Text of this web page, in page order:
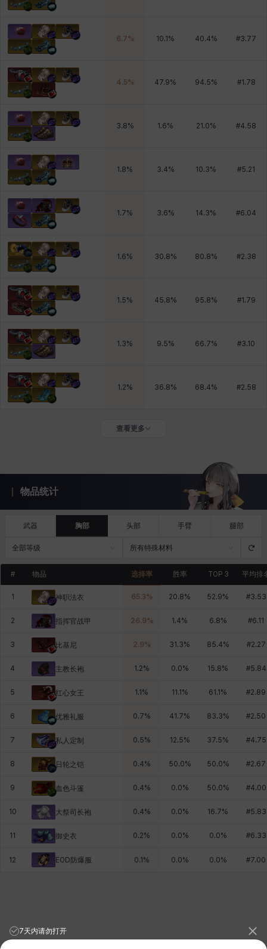
6.7% 10.1 % 40.4% #3.77
4.5% 47.9% 94.5% #1.78
3.8% 1.6% 21.0% #4.58
1.8% 3.4% 10.3% #5.21
1.7% 3.6% 14.3% #6.04
1.6% 30.8% 80.8% #2.38
1.5% 45.8% 95.8% #1.79
1.3% 9.5% 66.7% #3.10
1.2% 36.8% 68.4% #2.58
查看更多
物品统计
武器 胸部 头部 手臂 腿部
全部等级 所有特殊材料
# 物品 选择率 胜率 TOP 3 平均排
1 神职法衣 65.3% 20.8% 52.9% #3.53
2 指挥官战甲 26.9% 1.4% 6.8% #6.11
3 比基尼 2.9% 31.3% 85.4% #2.27
4 主教长袍 1.2% 0.0% 15.8% #5.84
5 红心女王 1.1 % 11.1 % 61.1 % #2.89
6 优雅礼服 0.7% 41.7% 83.3% #2.50
7 私人定制 0.5% 12.5% 37.5% #4.75
8 日轮之铠 0.4% 50.0% 50.0% #2.67
9 血色斗篷 0.4% 0.0% 50.0% #4.00
10 大祭司长袍 0.4% 0.0% 16.7% #5.83
11 御史衣 0.2% 0.0% 0.0% #6.33
12 EOD防爆服 0.1 % 0.0% 0.0% #7.00
7天内请勿打开